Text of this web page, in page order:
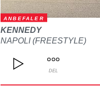
ANBEFALER
KENNEDY
NAPOLI (FREESTYLE)
DEL